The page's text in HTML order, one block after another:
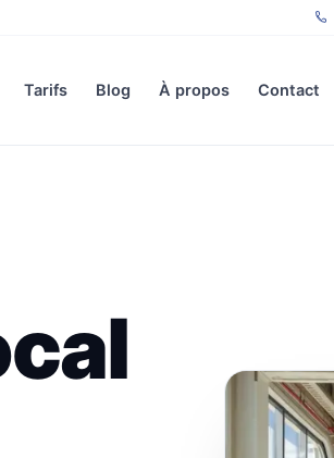
Tarifs Blog À propos Contact